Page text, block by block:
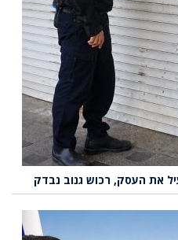
את העסק, רכוש גנוב נבדק